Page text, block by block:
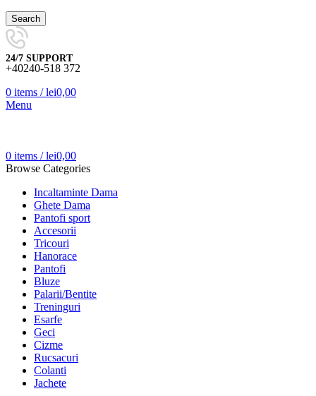
Search
24/7 SUPPORT
+40240-518 372
0 items / lei0,00
Menu
0 items / lei0,00
Browse Categories
Incaltaminte Dama
Ghete Dama
Pantofi sport
Accesorii
Tricouri
Hanorace
Pantofi
Bluze
Palarii/Bentite
Treninguri
Esarfe
Geci
Cizme
Rucsacuri
Colanti
Jachete